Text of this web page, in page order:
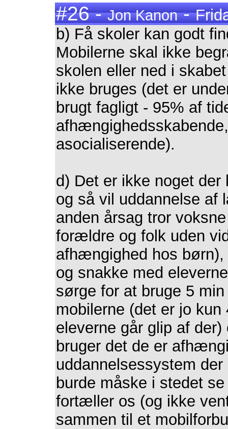
#26 -Jon Kanon-
b) Få skoler kan godt
Mobilerne skal ikke
skolen eller ned i
ikke bruges (det er
brugt fagligt - 95% af
asocialiserende).
d) Det er ikke noget
og så vil uddannelse
anden årsag tror
forældre og folk uden
afhængighed hos
og snakke med
sørge for at bruge 5
mobilerne (det er jo
eleverne går glip af
bruger det de er
uddannelsessystem
burde måske i stedet
fortæller os (og ikke
sammen til et